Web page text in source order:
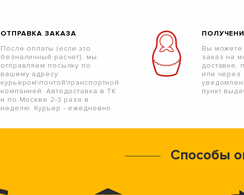
ОТПРАВКА ЗАКАЗА
После оплаты (если это
безналичный расчет), мы
отправляем посылку по
вашему адресу
курьером\почтой\транспортной
компанией. Автодоставка в ТК
и по Москве 2-3 раза в
неделю. Курьер - ежедневно.
Вы можете
заказ на
доставке,
или через
пункт
Способы